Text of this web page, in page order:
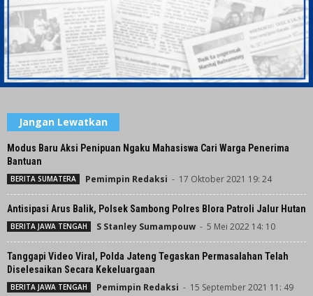
Jangan Lewatkan
Modus Baru Aksi Penipuan Ngaku Mahasiswa Cari Warga Penerima
Bantuan
BERITA SUMATERA Pemimpin Redaksi - 17 Oktober 2021 19: 24
Antisipasi Arus Balik, Polsek Sambong Polres Blora Patroli Jalur Hutan
BERITA JAWA TENGAH S Stanley Sumampouw - 5 Mei 2022 14: 10
Tanggapi Video Viral, Polda Jateng Tegaskan Permasalahan Telah
Diselesaikan Secara Kekeluargaan
BERITA JAWA TENGAH Pemimpin Redaksi - 15 September 2021 11: 49